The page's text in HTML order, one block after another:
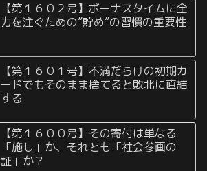
【第１６０２号】ボーナスタイムに全
力を注ぐための”貯め”の習慣の重要性
【第１６０１号】不満だらけの初期カ
ードでもそのまま捨てると敗北に直結
する
【第１６００号】その寄付は単なる
「施し」か、それとも「社会参画の
証」か？